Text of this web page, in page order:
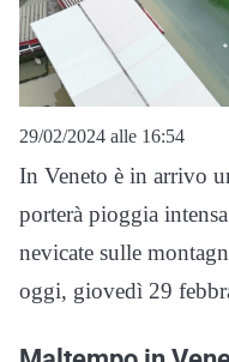
29/02/2024 alle 16:54
In Veneto è in arrivo
porterà pioggia
nevicate sulle
oggi, giovedì 29